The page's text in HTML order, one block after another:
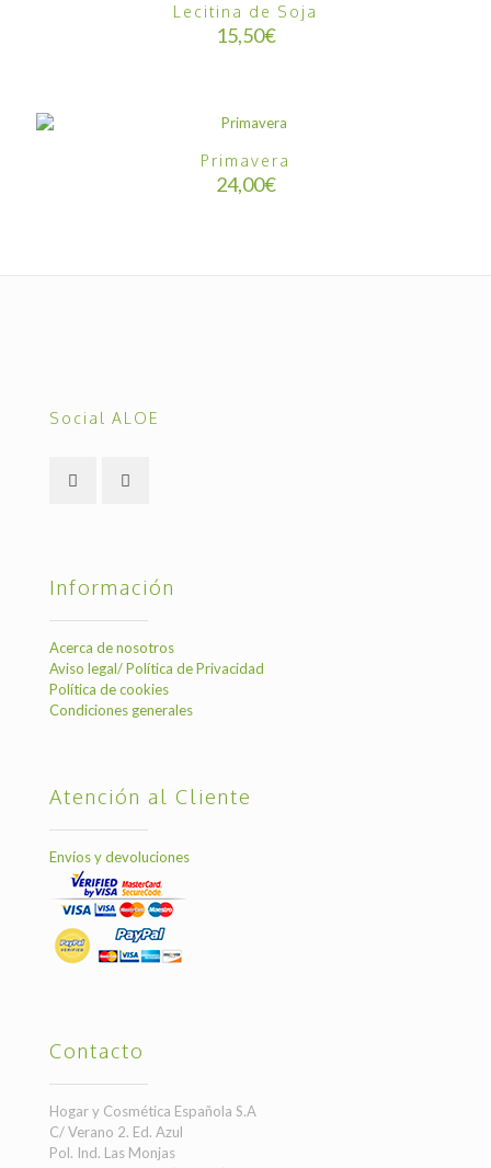
Lecitina de Soja
15,50€
Primavera
24,00€
Social ALOE
Información
Acerca de nosotros
Aviso legal/ Política de Privacidad
Política de cookies
Condiciones generales
Atención al Cliente
Envíos y devoluciones
Contacto
Hogar y Cosmética Española S.A
C/ Verano 2. Ed. Azul
Pol. Ind. Las Monjas